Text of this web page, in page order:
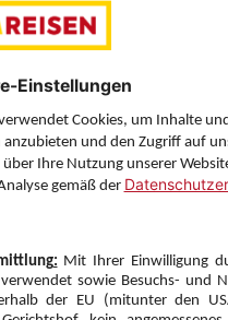
Sie haben eine